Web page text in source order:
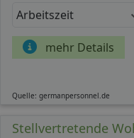
Arbeitszeit
mehr Details
Quelle: germanpersonnel.de
Stellvertretende